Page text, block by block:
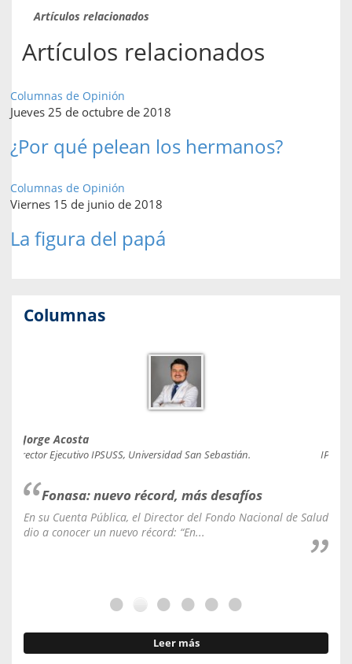
Artículos relacionados
Artículos relacionados
Columnas de Opinión
Jueves 25 de octubre de 2018
¿Por qué pelean los hermanos?
Columnas de Opinión
Viernes 15 de junio de 2018
La figura del papá
Columnas
Jorge Acosta
Director Ejecutivo IPSUSS, Universidad San Sebastián.
Fonasa: nuevo récord, más desafíos
En su Cuenta Pública, el Director del Fondo Nacional de Salud
dio a conocer un nuevo récord: “En...
Leer más